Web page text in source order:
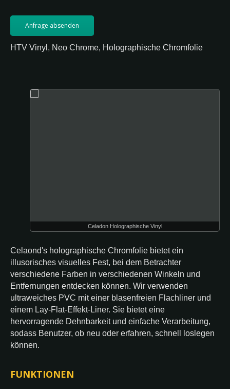
Anfrage absenden
HTV Vinyl, Neo Chrome, Holographische Chromfolie
Celadon Holographische Vinyl
Celaond's holographische Chromfolie bietet ein
illusorisches visuelles Fest, bei dem Betrachter
verschiedene Farben in verschiedenen Winkeln und
Entfernungen entdecken können. Wir verwenden
ultraweiches PVC mit einer blasenfreien Flachliner und
einem Lay-Flat-Effekt-Liner. Sie bietet eine
hervorragende Dehnbarkeit und einfache Verarbeitung,
sodass Benutzer, ob neu oder erfahren, schnell loslegen
können.
FUNKTIONEN